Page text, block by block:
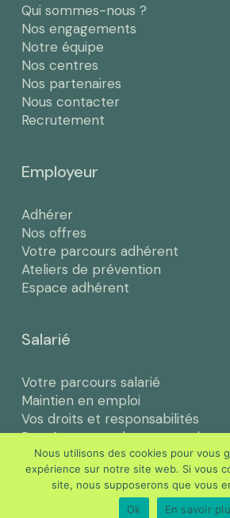
Qui sommes-nous ?
Nos engagements
Notre équipe
Nos centres
Nos partenaires
Nous contacter
Recrutement
Employeur
Adhérer
Nos offres
Votre parcours adhérent
Ateliers de prévention
Espace adhérent
Salarié
Votre parcours salarié
Maintien en emploi
Vos droits et responsabilités
Représentants du personnel
Actus & Ressources
Nous utilisons des cookies pour vous
expérience sur notre site web. Si vous
site, nous supposerons que vous
Ok
En savoir